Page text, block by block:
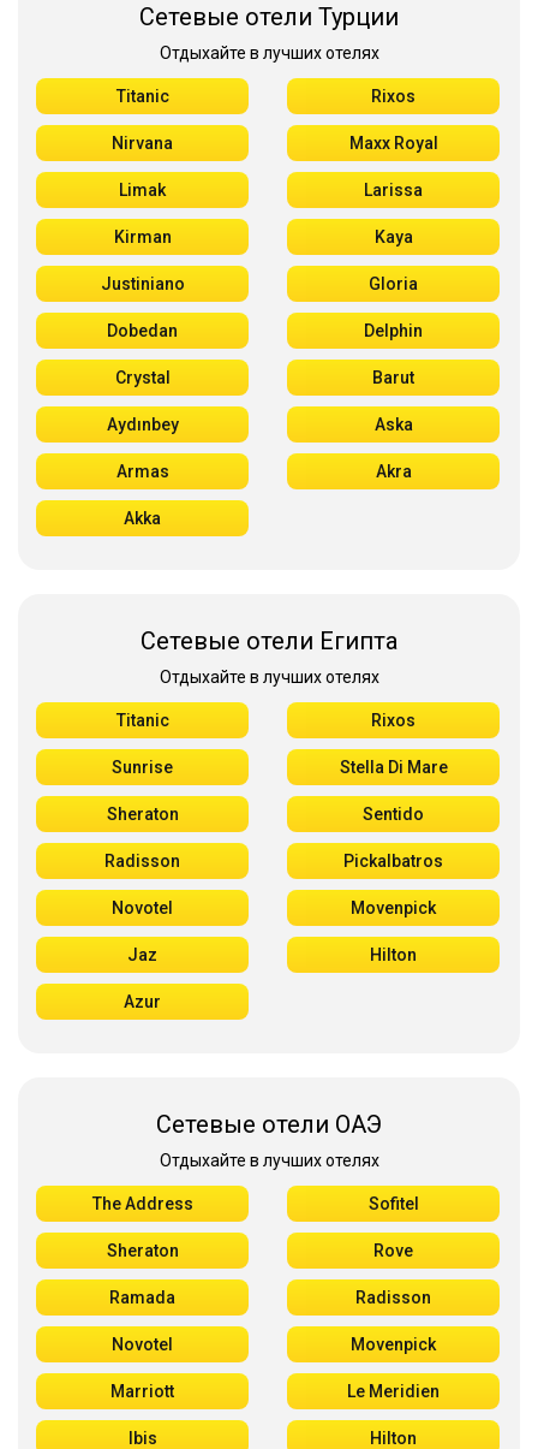
Сетевые отели Турции
Отдыхайте в лучших отелях
Titanic Rixos
Nirvana Maxx Royal
Limak Larissa
Kirman Kaya
Justiniano Gloria
Dobedan Delphin
Crystal Barut
Aydınbey Aska
Armas Akra
Akka
Сетевые отели Египта
Отдыхайте в лучших отелях
Titanic Rixos
Sunrise Stella Di Mare
Sheraton Sentido
Radisson Pickalbatros
Novotel Movenpick
Jaz Hilton
Azur
Сетевые отели ОАЭ
Отдыхайте в лучших отелях
The Address Sofitel
Sheraton Rove
Ramada Radisson
Novotel Movenpick
Marriott Le Meridien
Ibis Hilton